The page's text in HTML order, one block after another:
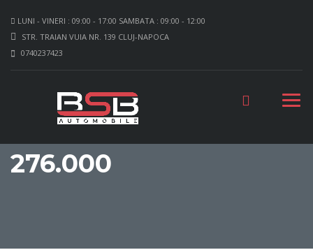
LUNI - VINERI : 09:00 - 17:00 SAMBATA : 09:00 - 12:00
STR. TRAIAN VUIA NR. 139 CLUJ-NAPOCA
0740237423
276.000